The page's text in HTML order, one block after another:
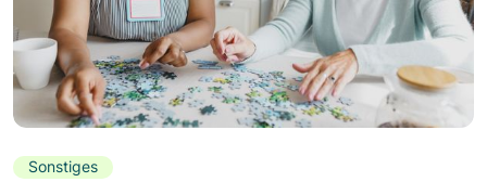
Sonstiges